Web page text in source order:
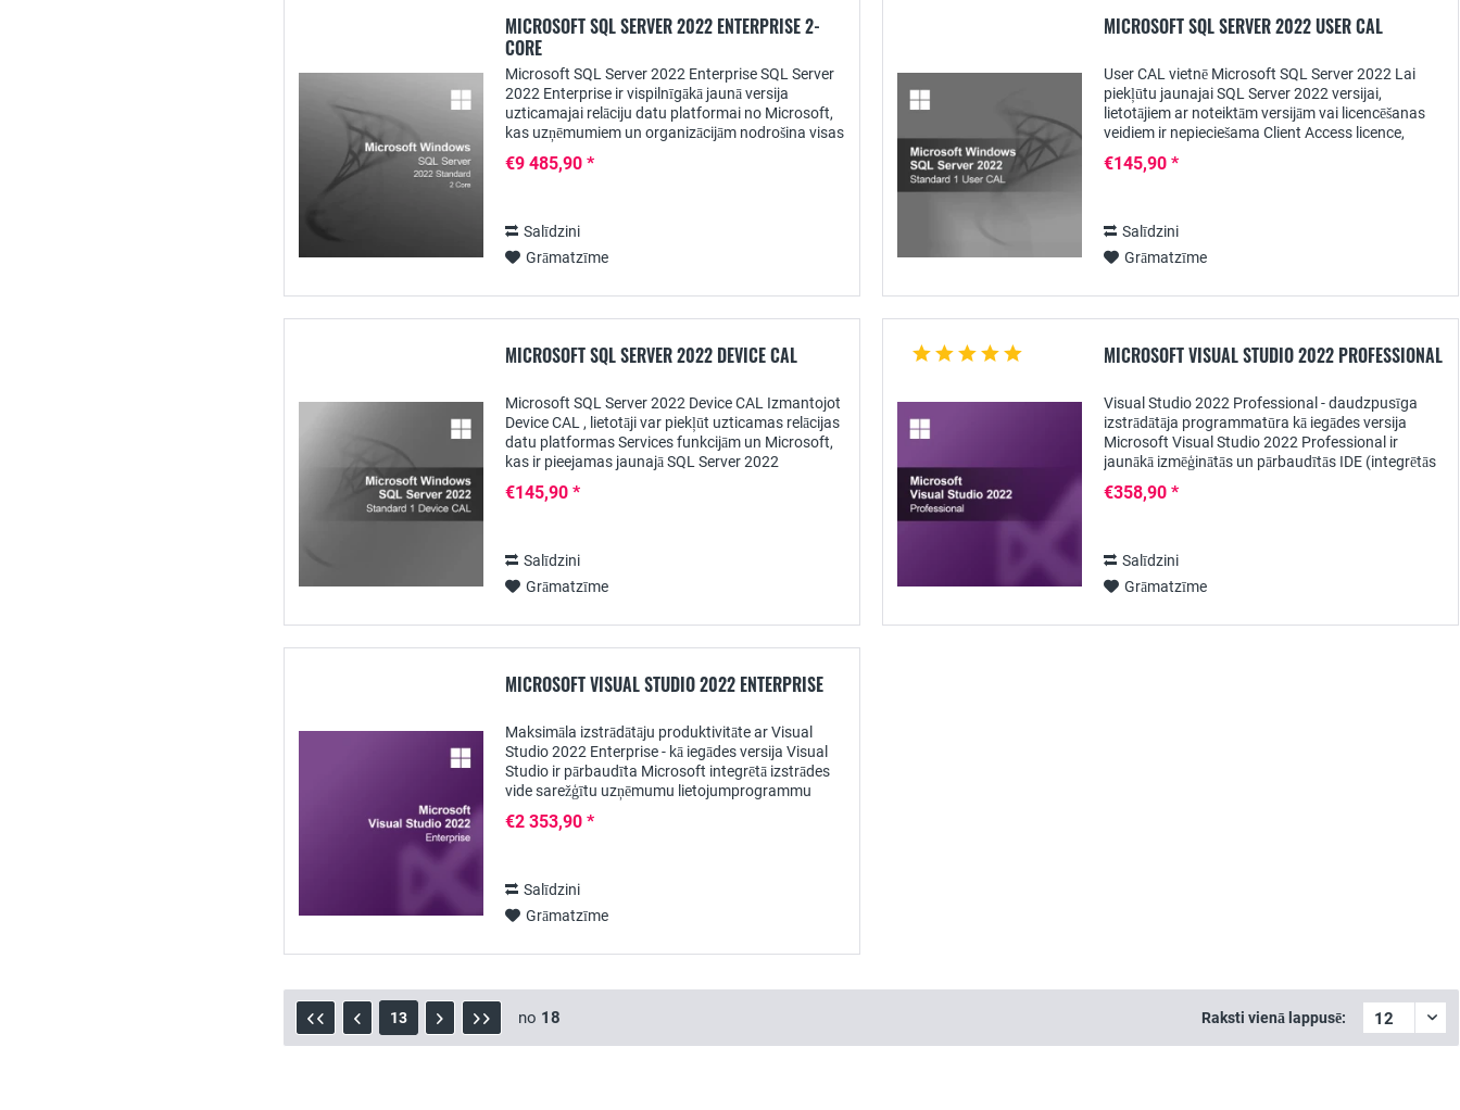
MICROSOFT SQL SERVER 2022 ENTERPRISE 2-
CORE
Microsoft SQL Server 2022 Enterprise SQL Server
2022 Enterprise ir vispilnīgākā jaunā versija
uzticamajai relāciju datu platformai no Microsoft,
kas uzņēmumiem un organizācijām nodrošina visas
€9 485,90 *
Salīdzini
Grāmatzīme
MICROSOFT SQL SERVER 2022 USER CAL
User CAL vietnē Microsoft SQL Server 2022 Lai
piekļūtu jaunajai SQL Server 2022 versijai,
lietotājiem ar noteiktām versijām vai licencēšanas
veidiem ir nepieciešama Client Access licence,
€145,90 *
Salīdzini
Grāmatzīme
MICROSOFT SQL SERVER 2022 DEVICE CAL
Microsoft SQL Server 2022 Device CAL Izmantojot
Device CAL , lietotāji var piekļūt uzticamas relācijas
datu platformas Services funkcijām un Microsoft,
kas ir pieejamas jaunajā SQL Server 2022
€145,90 *
Salīdzini
Grāmatzīme
MICROSOFT VISUAL STUDIO 2022 PROFESSIONAL
Visual Studio 2022 Professional - daudzpusīga
izstrādātāja programmatūra kā iegādes versija
Microsoft Visual Studio 2022 Professional ir
jaunākā izmēģinātās un pārbaudītās IDE (integrētās
€358,90 *
Salīdzini
Grāmatzīme
MICROSOFT VISUAL STUDIO 2022 ENTERPRISE
Maksimāla izstrādātāju produktivitāte ar Visual
Studio 2022 Enterprise - kā iegādes versija Visual
Studio ir pārbaudīta Microsoft integrētā izstrādes
vide sarežģītu uzņēmumu lietojumprogrammu
€2 353,90 *
Salīdzini
Grāmatzīme
13 no 18 Raksti vienā lappusē: